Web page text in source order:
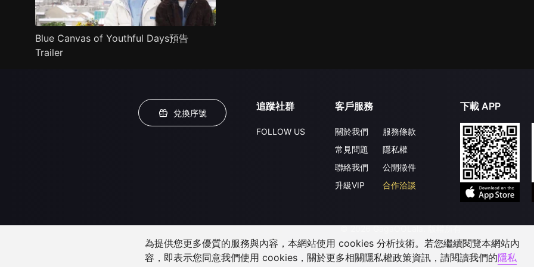
Blue Canvas of Youthful Days預告
Trailer
兌換序號
追蹤社群
FOLLOW US
客戶服務
關於我們
常見問題
聯絡我們
升級VIP
服務條款
隱私權
公開徵件
合作洽談
下載 APP
©2026 GagaOOLala.版權所有
為提供您更多優質的服務與內容，本網站使用 cookies 分析技術。若您繼續閱覽本網站內
容，即表示您同意我們使用 cookies，關於更多相關隱私權政策資訊，請閱讀我們的隱私